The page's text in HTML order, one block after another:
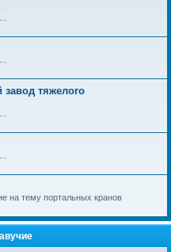
тяжелого
на тему портальных кранов